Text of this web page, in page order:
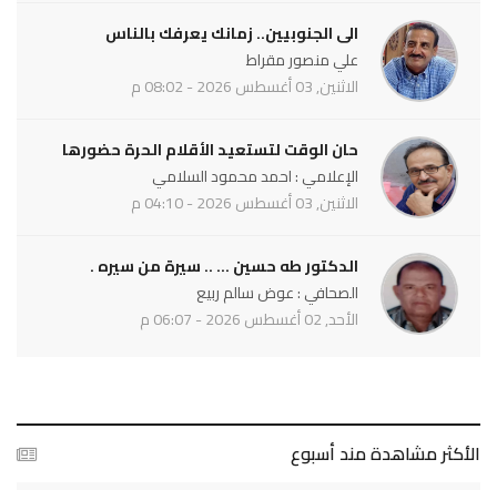
الى الجنوبيين.. زمانك يعرفك بالناس
علي منصور مقراط
الاثنين, 03 أغسطس 2026 - 08:02 م
حان الوقت لتستعيد الأقلام الحرة حضورها
الإعلامي : احمد محمود السلامي
الاثنين, 03 أغسطس 2026 - 04:10 م
الدكتور طه حسين ... .. سيرة من سيره .
الصحافي : عوض سالم ربيع
الأحد, 02 أغسطس 2026 - 06:07 م
الأكثر مشاهدة مند أسبوع